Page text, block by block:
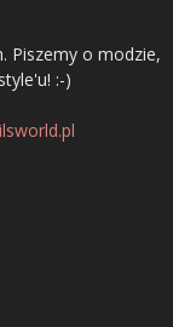
Piszemy o modzie,
:-)